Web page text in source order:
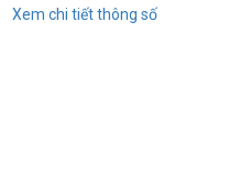
Xem chi tiết thông số